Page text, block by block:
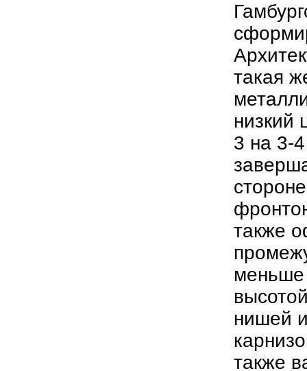
такая
низкий
3 на 3-
также
меньше
нишей
также